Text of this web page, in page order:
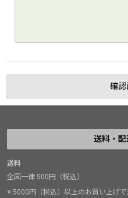
送料・
送料
全国一律 500円（税込）
※ 5000円（税込）以上のお買い上げで